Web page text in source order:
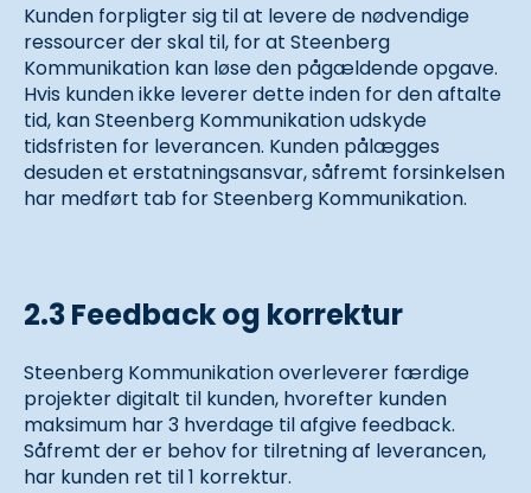
Kunden forpligter sig til at levere de nødvendige
ressourcer der skal til, for at Steenberg
Kommunikation kan løse den pågældende opgave.
Hvis kunden ikke leverer dette inden for den aftalte
tid, kan Steenberg Kommunikation udskyde
tidsfristen for leverancen. Kunden pålægges
desuden et erstatningsansvar, såfremt forsinkelsen
har medført tab for Steenberg Kommunikation.
2.3 Feedback og korrektur
Steenberg Kommunikation overleverer færdige
projekter digitalt til kunden, hvorefter kunden
maksimum har 3 hverdage til afgive feedback.
Såfremt der er behov for tilretning af leverancen,
har kunden ret til 1 korrektur.